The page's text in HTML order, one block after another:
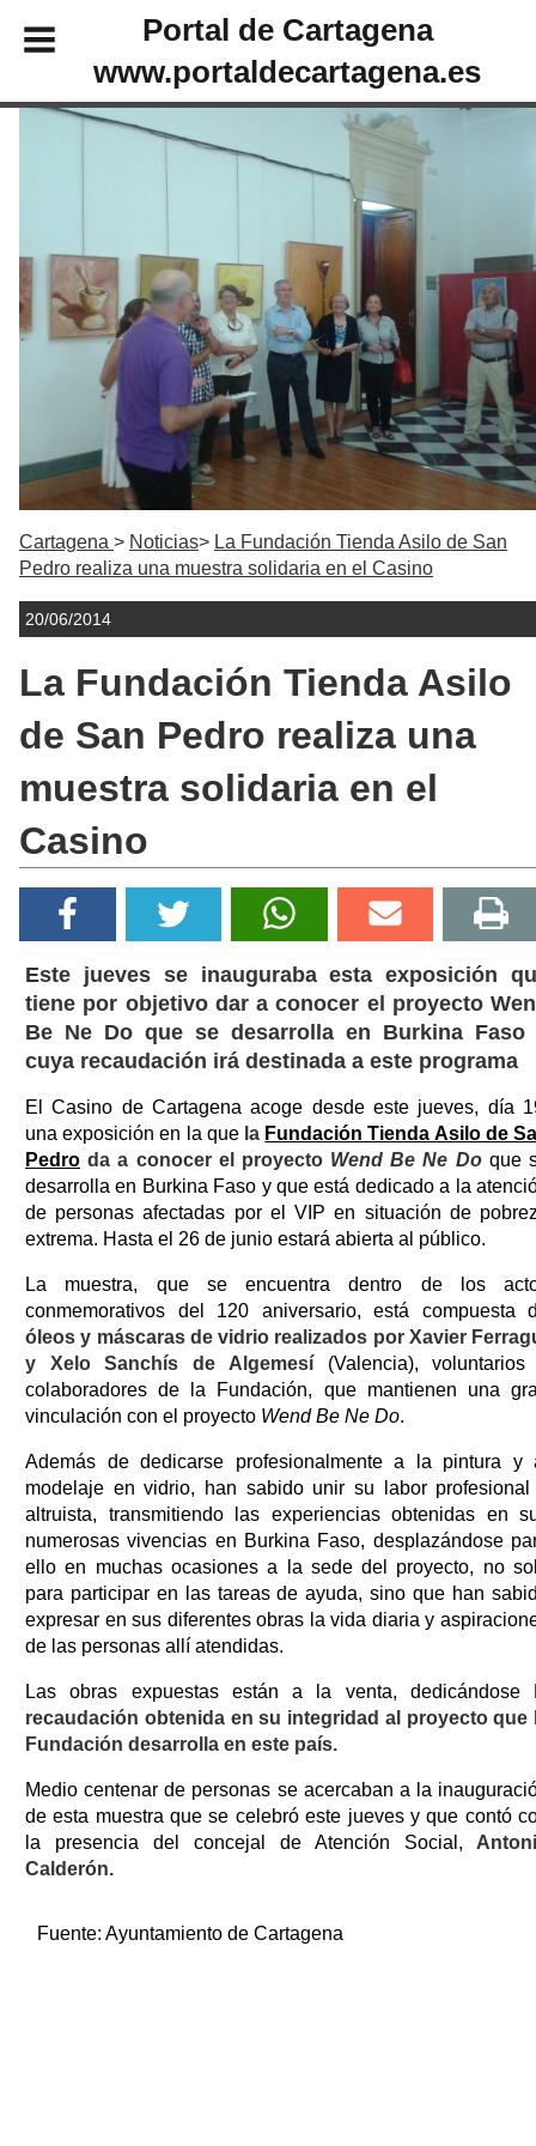
Portal de Cartagena
www.portaldecartagena.es
Cartagena Noticias
La Fundación Tienda Asilo de San
Pedro realiza una muestra solidaria en el Casino
20/06/2014
La Fundación Tienda Asilo
de San Pedro realiza una
muestra solidaria en el
Casino
Este jueves se inauguraba esta exposición
tiene por objetivo dar a conocer el proyecto
Be Ne Do que se desarrolla en Burkina Faso
cuya recaudación irá destinada a este programa
El Casino de Cartagena acoge desde este jueves, día
una exposición en la que la Fundación Tienda Asilo de
Pedro da a conocer el proyecto Wend Be Ne Do que
desarrolla en Burkina Faso y que está dedicado a la
de personas afectadas por el VIP en situación de
extrema. Hasta el 26 de junio estará abierta al público.
La muestra, que se encuentra dentro de los
conmemorativos del 120 aniversario, está compuesta
óleos y máscaras de vidrio realizados por Xavier
y Xelo Sanchís de Algemesí(Valencia), voluntarios
colaboradores de la Fundación, que mantienen una
vinculación con el proyecto Wend Be Ne Do.
Además de dedicarse profesionalmente a la pintura y
modelaje en vidrio, han sabido unir su labor
altruista, transmitiendo las experiencias obtenidas en
numerosas vivencias en Burkina Faso, desplazándose
ello en muchas ocasiones a la sede del proyecto, no
para participar en las tareas de ayuda, sino que han
expresar en sus diferentes obras la vida diaria y
de las personas allí atendidas.
Las obras expuestas están a la venta, dedicándose
recaudación obtenida en su integridad al proyecto que
Fundación desarrolla en este país.
Medio centenar de personas se acercaban a la
de esta muestra que se celebró este jueves y que contó
la presencia del concejal de Atención Social,
Calderón.
Fuente: Ayuntamiento de Cartagena